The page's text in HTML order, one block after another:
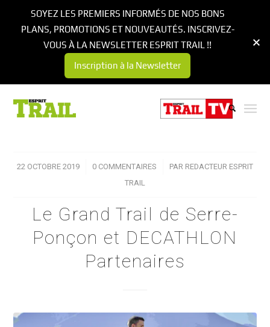
22 OCTOBRE 2019
/ 0 COMMENTAIRES
/ PAR REDACTEUR ESPRIT
TRAIL
Le Grand Trail de Serre-
Ponçon et DECATHLON
Partenaires
SOYEZ LES PREMIERS INFORMÉS DE NOS BONS
PLANS, PROMOTIONS ET NOUVEAUTÉS. INSCRIVEZ-
VOUS À LA NEWSLETTER ESPRIT TRAIL !!
Inscription à la Newsletter